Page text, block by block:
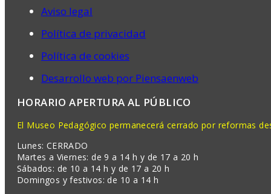
Aviso legal
Política de privacidad
Política de cookies
Desarrollo web por Piensaenweb
HORARIO APERTURA AL PÚBLICO
El Museo Pedagógico permanecerá cerrado por reformas
Lunes: CERRADO
Martes a Viernes: de 9 a 14 h y de 17 a 20 h
Sábados: de 10 a 14 h y de 17 a 20 h
Domingos y festivos: de 10 a 14 h